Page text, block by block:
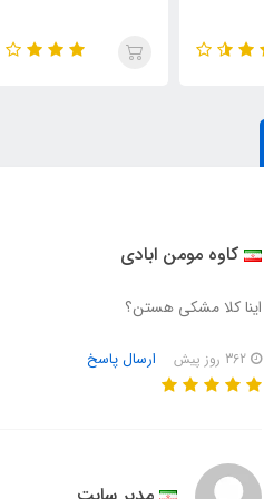
کاوه مومن ابادی
اینا کلا مشکی هستن؟
ارسال پاسخ